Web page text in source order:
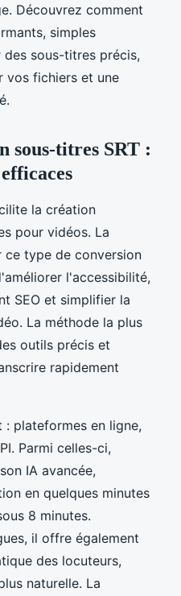
Découvrez comment
simples
des sous-titres précis,
vos fichiers et une
sous-titres SRT :
la création
pour vidéos. La
ce type de conversion
l'accessibilité,
SEO et simplifier la
La méthode la plus
outils précis et
rapidement
: plateformes en ligne,
Parmi celles-ci,
IA avancée,
en quelques minutes
8 minutes.
il offre également
des locuteurs,
naturelle. La